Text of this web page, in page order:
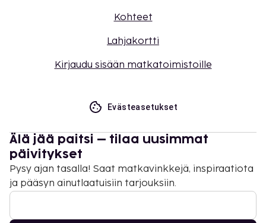
Kohteet
Lahjakortti
Kirjaudu sisään matkatoimistoille
Evästeasetukset
Älä jää paitsi – tilaa uusimmat
päivitykset
Pysy ajan tasalla! Saat matkavinkkejä, inspiraatiota
ja pääsyn ainutlaatuisiin tarjouksiin.